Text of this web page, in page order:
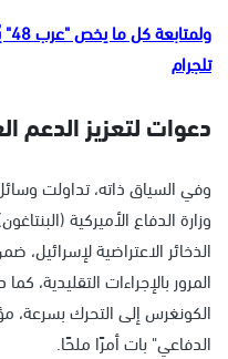
تلجرام
دعوات لتعزيز الدعم
وفي السياق ذاته، تداولت
وزارة الدفاع الأميركية
الذخائر الاعتراضية
المرور بالإجراءات
الكونغرس إلى التحرك بسرعة،
الدفاعي" بات أمرًا ملحًا.